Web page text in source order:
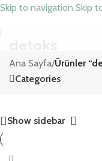
Skip to navigation Skip
Ana Sayfa/Ürünler
Categories
Show sidebar